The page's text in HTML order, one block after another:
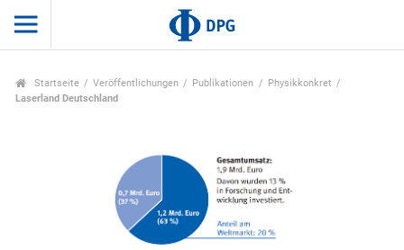
Startseite Veröffentlichungen Publikationen
Physikkonkret
Laserland Deutschland